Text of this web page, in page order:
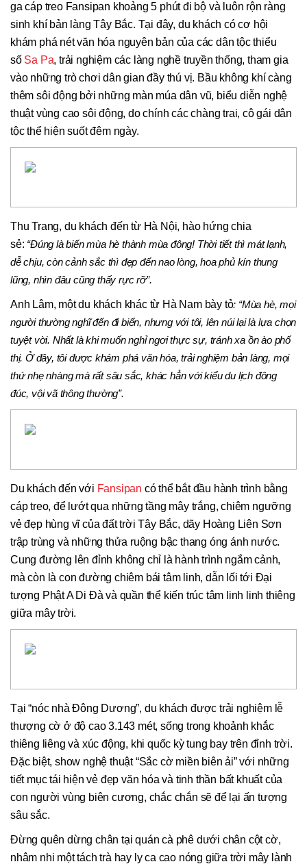
ga cáp treo Fansipan khoảng 5 phút đi bộ và luôn rộn ràng
sinh khí bản làng Tây Bắc. Tại đây, du khách có cơ hội
khám phá nét văn hóa nguyên bản của các dân tộc thiểu
số Sa Pa, trải nghiệm các làng nghề truyền thống, tham gia
vào những trò chơi dân gian đầy thú vị. Bầu không khí càng
thêm sôi động bởi những màn múa dân vũ, biểu diễn nghệ
thuật vùng cao sôi động, do chính các chàng trai, cô gái dân
tộc thể hiện suốt đêm ngày.
Thu Trang, du khách đến từ Hà Nội, hào hứng chia
sẻ: “Đúng là biến mùa hè thành mùa đông! Thời tiết thì mát lạnh,
dễ chịu, còn cảnh sắc thì đẹp đến nao lòng, hoa phủ kín thung
lũng, nhìn đâu cũng thấy rực rỡ”.
Anh Lâm, một du khách khác từ Hà Nam bày tỏ: “Mùa hè, mọi
người thường nghĩ đến đi biển, nhưng với tôi, lên núi lại là lựa chọn
tuyệt vời. Nhất là khi muốn nghỉ ngơi thực sự, tránh xa ồn ào phố
thị. Ở đây, tôi được khám phá văn hóa, trải nghiệm bản làng, mọi
thứ nhẹ nhàng mà rất sâu sắc, khác hẳn với kiểu du lịch đông
đúc, vội vã thông thường”.
Du khách đến với Fansipan có thể bắt đầu hành trình bằng
cáp treo, để lướt qua những tầng mây trắng, chiêm ngưỡng
vẻ đẹp hùng vĩ của đất trời Tây Bắc, dãy Hoàng Liên Sơn
trập trùng và những thửa ruộng bậc thang óng ánh nước.
Cung đường lên đỉnh không chỉ là hành trình ngắm cảnh,
mà còn là con đường chiêm bái tâm linh, dẫn lối tới Đại
tượng Phật A Di Đà và quần thể kiến trúc tâm linh linh thiêng
giữa mây trời.
Tại “nóc nhà Đông Dương”, du khách được trải nghiệm lễ
thượng cờ ở độ cao 3.143 mét, sống trong khoảnh khắc
thiêng liêng và xúc động, khi quốc kỳ tung bay trên đỉnh trời.
Đặc biệt, show nghệ thuật “Sắc cờ miền biên ải” với những
tiết mục tái hiện vẻ đẹp văn hóa và tinh thần bất khuất của
con người vùng biên cương, chắc chắn sẽ để lại ấn tượng
sâu sắc.
Đừng quên dừng chân tại quán cà phê dưới chân cột cờ,
nhâm nhi một tách trà hay ly ca cao nóng giữa trời mây lành